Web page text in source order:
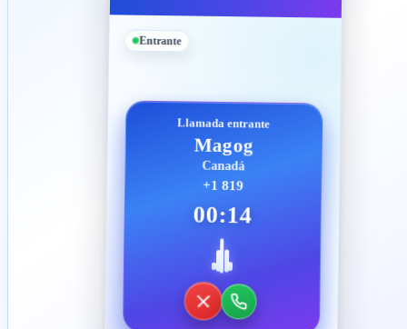
Entrante
Llamada entrante
Magog
Canadá
+1 819
00:14